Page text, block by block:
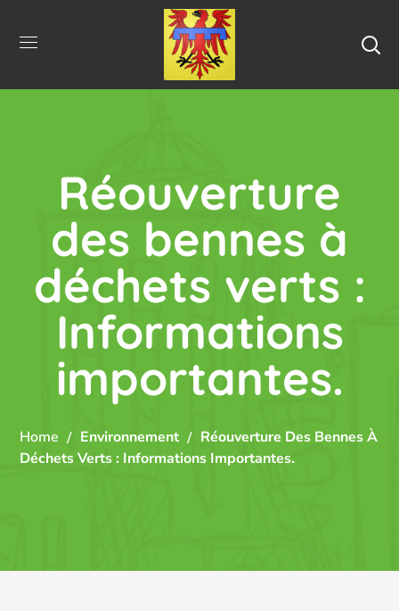
Réouverture
des bennes à
déchets verts :
Informations
importantes.
Home Environnement
Réouverture Des Bennes À
Déchets Verts : Informations Importantes.